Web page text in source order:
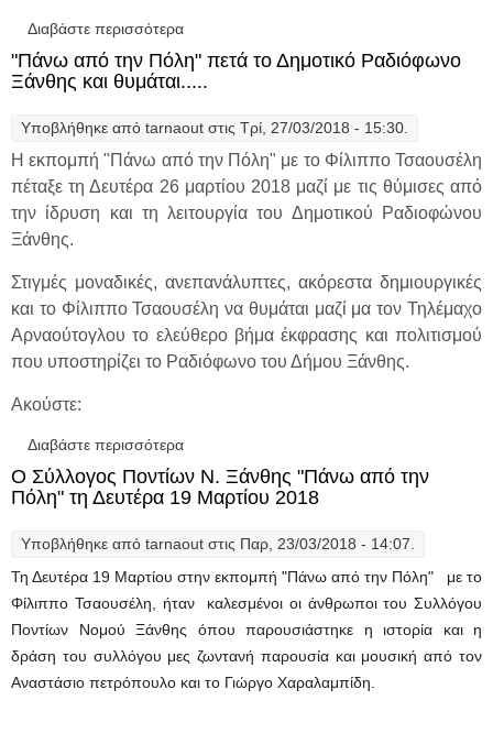
Διαβάστε περισσότερα
"καλεσμένος" στην εκπομπή "Πάνω από την
Πόλη" με το Φίλιππο Τσαουσέλη τη Δευτέρα
16 Απριλίου 2018
"Πάνω από την Πόλη" πετά το Δημοτικό Ραδιόφωνο
Ξάνθης και θυμάται.....
Υποβλήθηκε από tarnaout στις Τρί, 27/03/2018 - 15:30.
Η εκπομπή "Πάνω από την Πόλη" με το Φίλιππο Τσαουσέλη
πέταξε τη Δευτέρα 26 μαρτίου 2018 μαζί με τις θύμισες από
την ίδρυση και τη λειτουργία του Δημοτικού Ραδιοφώνου
Ξάνθης.
Στιγμές μοναδικές, ανεπανάλυπτες, ακόρεστα δημιουργικές
και το Φίλιππο Τσαουσέλη να θυμάται μαζί μα τον Τηλέμαχο
Αρναούτογλου το ελεύθερο βήμα έκφρασης και πολιτισμού
που υποστηρίζει το Ραδιόφωνο του Δήμου Ξάνθης.
Ακούστε:
Διαβάστε περισσότερα
Ραδιόφωνο Ξάνθης και θυμάται.....
Ο Σύλλογος Ποντίων Ν. Ξάνθης "Πάνω από την
Πόλη" τη Δευτέρα 19 Μαρτίου 2018
Υποβλήθηκε από tarnaout στις Παρ, 23/03/2018 - 14:07.
Τη Δευτέρα 19 Μαρτίου στην εκπομπή "Πάνω από την Πόλη" με το
Φίλιππο Τσαουσέλη, ήταν καλεσμένοι οι άνθρωποι του Συλλόγου
Ποντίων Νομού Ξάνθης όπου παρουσιάστηκε η ιστορία και η
δράση του συλλόγου μες ζωντανή παρουσία και μουσική από τον
Αναστάσιο πετρόπουλο και το Γιώργο Χαραλαμπίδη.